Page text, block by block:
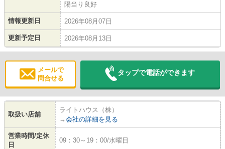
陽当り良好
情報更新日 2026年08月07日
更新予定日 2026年08月13日
メールで
問合せる
タップで電話ができます
取扱い店舗
ライトハウス（株）
→ 会社の詳細を見る
営業時間/定休
日
09：30～19：00/水曜日